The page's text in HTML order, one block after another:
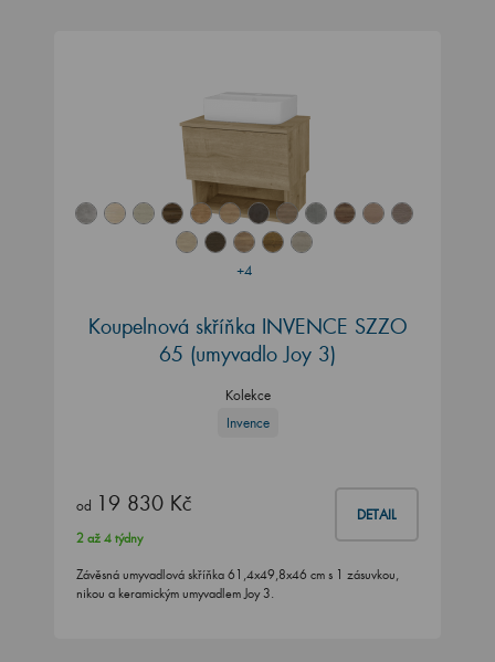
+4
Koupelnová skříňka INVENCE SZZO
65 (umyvadlo Joy 3)
Kolekce
Invence
od 19 830 Kč DETAIL
2 až 4 týdny
Závěsná umyvadlová skříňka 61,4x49,8x46 cm s 1 zásuvkou,
nikou a keramickým umyvadlem Joy 3.